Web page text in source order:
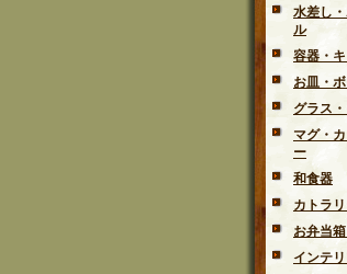
水差し
ル
容器・
お皿・
グラス
マグ・
ー
和食器
カトラ
お弁当
インテ